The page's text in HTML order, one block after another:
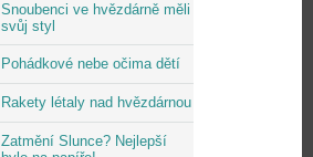
Snoubenci ve hvězdárně měli
svůj styl
Pohádkové nebe očima dětí
Rakety létaly nad hvězdárnou
Zatmění Slunce? Nejlepší